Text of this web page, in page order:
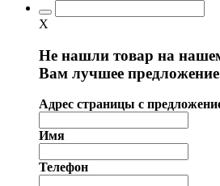
X
Не нашли товар на
Вам лучшее
Адрес страницы с
Имя
Телефон